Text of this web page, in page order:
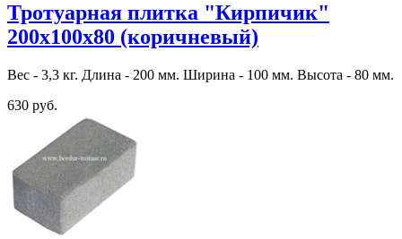
Тротуарная плитка "Кирпичик"
200х100х80 (коричневый)
Вес - 3,3 кг. Длина - 200 мм. Ширина - 100 мм. Высота - 80 мм.
630 руб.